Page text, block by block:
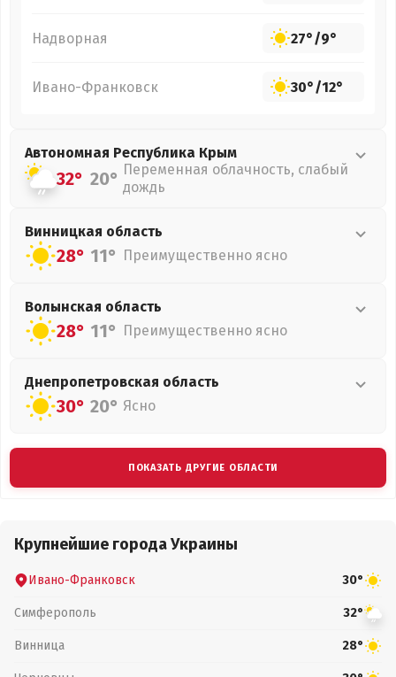
Надворная 27°/9°
Ивано-Франковск 30°/12°
Автономная Республика Крым
32° 20° Переменная облачность, слабый
дождь
Винницкая область
28° 11° Преимущественно ясно
Волынская область
28° 11° Преимущественно ясно
Днепропетровская область
30° 20° Ясно
ПОКАЗАТЬ ДРУГИЕ ОБЛАСТИ
Крупнейшие города Украины
Ивано-Франковск 30°
Симферополь 32°
Винница 28°